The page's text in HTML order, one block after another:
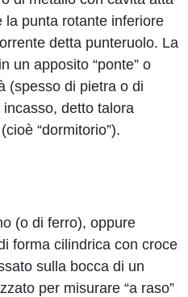
la punta rotante inferiore
detta punteruolo. La
un apposito “ponte” o
(spesso di pietra o di
detto talora
“dormitorio”).
(o di ferro), oppure
forma cilindrica con croce
sulla bocca di un
per misurare “a raso”